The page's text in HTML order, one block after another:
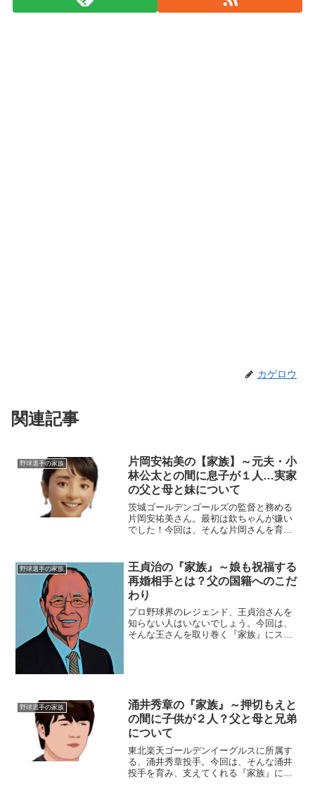
カゲロウ
関連記事
野球選手の家族
片岡安祐美の【家族】～元夫・小
林公太との間に息子が１人…実家
の父と母と妹について
茨城ゴールデンゴールズの監督と務める
片岡安祐美さん。最初は欽ちゃんが嫌い
でした！今回は、そんな片岡さんを育ん
あゆみ）生年月日：1986年〈昭和61年〉
11月14日血液型...
野球選手の家族
王貞治の『家族』～娘も祝福する
再婚相手とは？父の国籍へのこだ
わり
プロ野球界のレジェンド、王貞治さんを
知らない人はいないでしょう。今回は、
そんな王さんを取り巻く『家族』にスポ
野球選手の家族
涌井秀章の『家族』～押切もえと
の間に子供が２人？父と母と兄弟
について
東北楽天ゴールデンイーグルスに所属す
る、涌井秀章投手。今回は、そんな涌井
投手を育み、支えてくれる『家族』にス